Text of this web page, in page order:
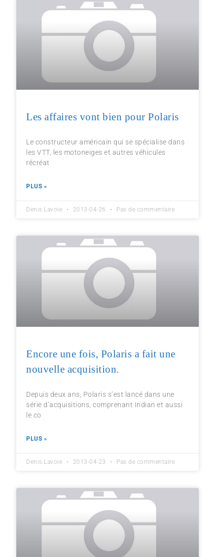
Les affaires vont bien pour Polaris
Le constructeur américain qui se spécialise dans
les VTT, les motoneiges et autres véhicules
récréat
PLUS »
Denis Lavoie 2013-04-26 Pas de commentaire
Encore une fois, Polaris a fait une
nouvelle acquisition.
Depuis deux ans, Polaris s’est lancé dans une
série d’acquisitions, comprenant Indian et aussi
le co
PLUS »
Denis Lavoie 2013-04-23 Pas de commentaire